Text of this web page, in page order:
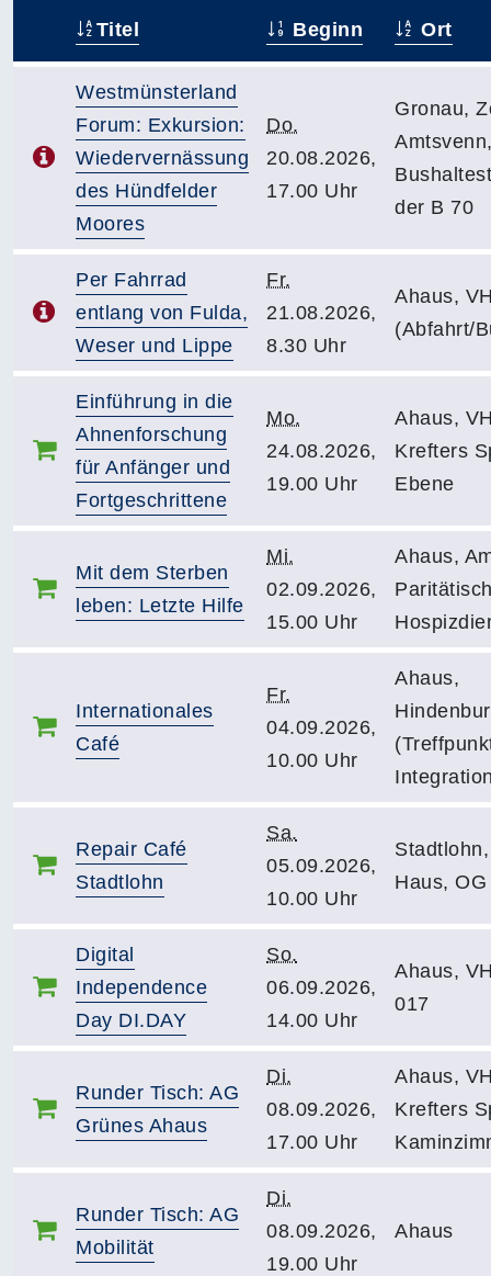
Titel Beginn Ort
Westmünsterland
Forum: Exkursion:
Wiedervernässung
des Hündfelder
Moores
Do.
20.08.2026,
17.00 Uhr
Gronau,
der B 70
Per Fahrrad
entlang von Fulda,
Weser und Lippe
Fr.
21.08.2026,
8.30 Uhr
Ahaus,
(Abfahrt/
Einführung in die
Ahnenforschung
für Anfänger und
Fortgeschrittene
Mo.
24.08.2026,
19.00 Uhr
Ahaus,
Krefters
Ebene
Mit dem Sterben
leben: Letzte Hilfe
Mi.
02.09.2026,
15.00 Uhr
Ahaus,
Internationales
Café
Fr.
04.09.2026,
10.00 Uhr
Ahaus,
Repair Café
Stadtlohn
Sa.
05.09.2026,
10.00 Uhr
Haus,
Digital
Independence
Day DI.DAY
So.
06.09.2026,
14.00 Uhr
Ahaus,
017
Runder Tisch: AG
Grünes Ahaus
Di.
08.09.2026,
17.00 Uhr
Ahaus,
Krefters
Runder Tisch: AG
Mobilität
Di.
08.09.2026,
19.00 Uhr
Ahaus